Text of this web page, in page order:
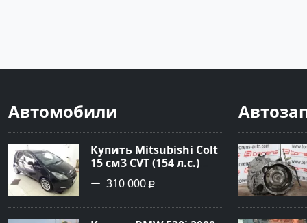
Автомобили
Купить Mitsubishi Colt
15 см3 CVT (154 л.с.)
Бензин турбонаддув в
Краснодар: цвет
310 000